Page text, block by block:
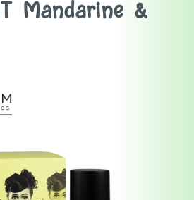
Mandarine &